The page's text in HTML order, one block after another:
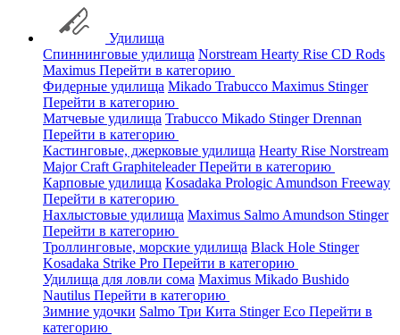
Удилища
Спиннинговые удилища Norstream Hearty Rise CD Rods
Maximus Перейти в категорию
Фидерные удилища Mikado Trabucco Maximus Stinger
Перейти в категорию
Матчевые удилища Trabucco Mikado StingerDrennan
Перейти в категорию
Кастинговые, джерковые удилища Hearty Rise Norstream
Major Craft GraphiteleaderПерейти в категорию
Карповые удилища Kosadaka Prologic Amundson Freeway
Перейти в категорию
Нахлыстовые удилища Maximus Salmo Amundson Stinger
Перейти в категорию
Троллинговые, морские удилища Black Hole Stinger
Kosadaka Strike Pro Перейти в категорию
Удилища для ловли сома Maximus Mikado Bushido
Nautilus Перейти в категорию
Зимние удочки Salmo Три Кита StingerEco Перейти в
категорию